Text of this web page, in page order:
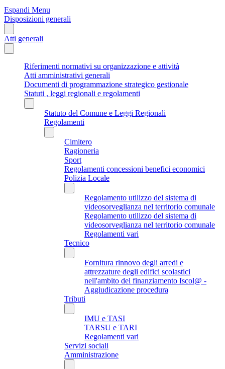
Espandi Menu
Disposizioni generali
Atti generali
Riferimenti normativi su organizzazione e attività
Atti amministrativi generali
Documenti di programmazione strategico gestionale
Statuti , leggi regionali e regolamenti
Statuto del Comune e Leggi Regionali
Regolamenti
Cimitero
Ragioneria
Sport
Regolamenti concessioni benefici economici
Polizia Locale
Regolamento utilizzo del sistema di
videosorveglianza nel territorio comunale
Regolamento utilizzo del sistema di
videosorveglianza nel territorio comunale
Regolamenti vari
Tecnico
Fornitura rinnovo degli arredi e
attrezzature degli edifici scolastici
nell'ambito del finanziamento Iscol@ -
Aggiudicazione procedura
Tributi
IMU e TASI
TARSU e TARI
Regolamenti vari
Servizi sociali
Amministrazione